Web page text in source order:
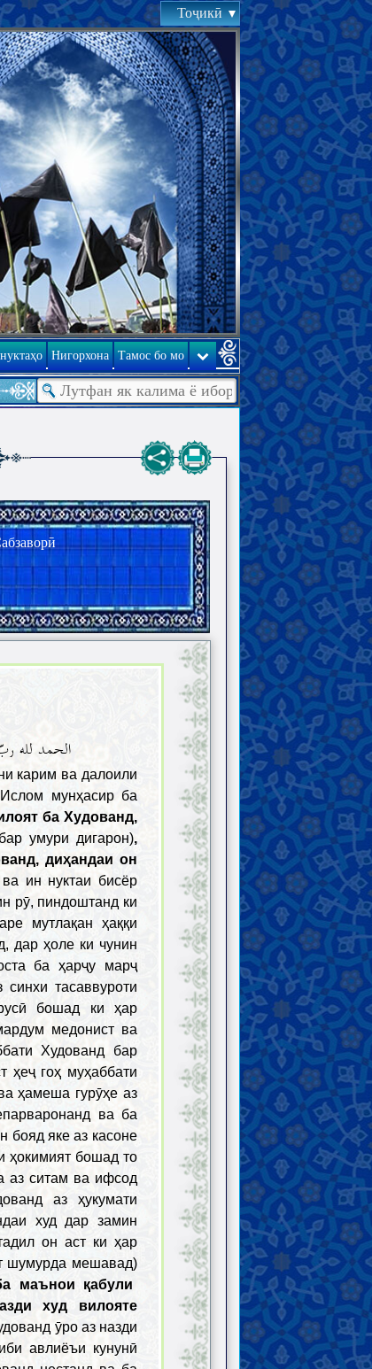
Тоҷикӣ
Нигорхона Тамос бо мо
намемонад; Оёте аз Қуръон дар ин бора; Ояи 7.
الحمد لله
карим ва далоили
мунҳасир ба
ба Худованд,
умури дигарон),
диҳандаи он
ин нуктаи бисёр
рӯ, пиндоштанд ки
мутлақан ҳаққи
дар ҳоле ки чунин
ба ҳарҷу марҷ
тасаввуроти
бошад ки ҳар
медонист ва
Худованд бар
ҳеҷ гоҳ муҳаббати
ҳамеша гурӯҳе аз
ва ба
бояд яке аз касоне
ҳокимият бошад то
аз ситам ва ифсод
аз ҳукумати
худ дар замин
он аст ки ҳар
шумурда мешавад)
маънои қабули
худ вилояте
ӯро аз назди
авлиёъи кунунӣ